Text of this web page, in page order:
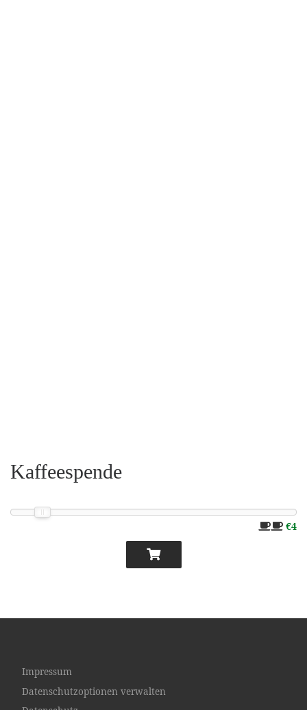
Kaffeespende
€4
Impressum
Datenschutzoptionen verwalten